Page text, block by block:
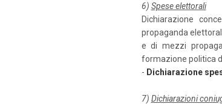
6) Spese elettorali
Dichiarazione
propaganda
e di mezzi
formazione politica
- Dichiarazione
7) Dichiarazioni